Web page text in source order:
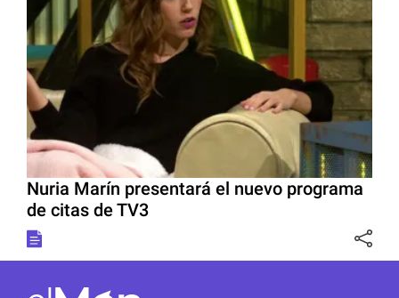
Nuria Marín presentará el nuevo programa
de citas de TV3